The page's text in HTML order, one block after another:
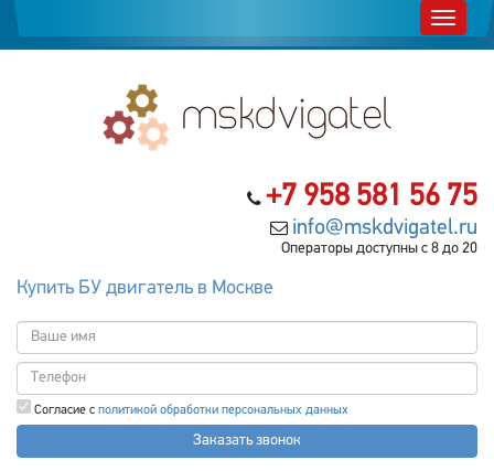
+7 958 581 56 75
info@mskdvigatel.ru
Операторы доступны с 8 до 20
Купить БУ двигатель в Москве
Согласие с политикой обработки персональных данных
Заказать звонок